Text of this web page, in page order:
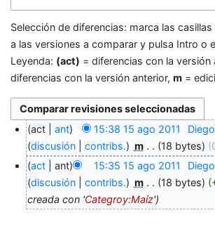
Selección de diferencias: marca las
a las versiones a comparar y pulsa Intro o
Leyenda: (act) = diferencias con la versión
diferencias con la versión anterior, m =
act ant 15:38 15 ago 2011
discusión
contribs. m 18 bytes
act
ant 15:35 15 ago 2011
discusión
contribs. m 18 bytes
creada con 'Categroy:Maíz'